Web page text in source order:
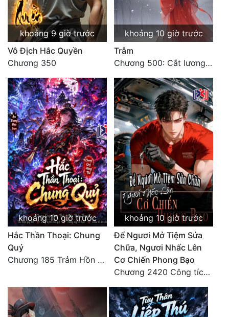
khoảng 9 giờ trước
Vô Địch Hắc Quyền
Chương 350
khoảng 10 giờ trước
Trẫm
Chương 500: Cắt lương thực là có thể thu hồi Macao (1)
khoảng 10 giờ trước
Hắc Thần Thoại: Chung
Quỷ
Chương 185 Trảm Hồn Đao Cơ Trương Ngưng Dao
khoảng 10 giờ trước
Để Ngươi Mở Tiệm Sửa
Chữa, Ngươi Nhấc Lên
Cơ Chiến Phong Bạo
Chương 2420 Công tích vĩ đại!! Cơ Tu Chi Thần?!